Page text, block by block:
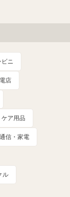
ニ
店
ア用品
信・家電
ル